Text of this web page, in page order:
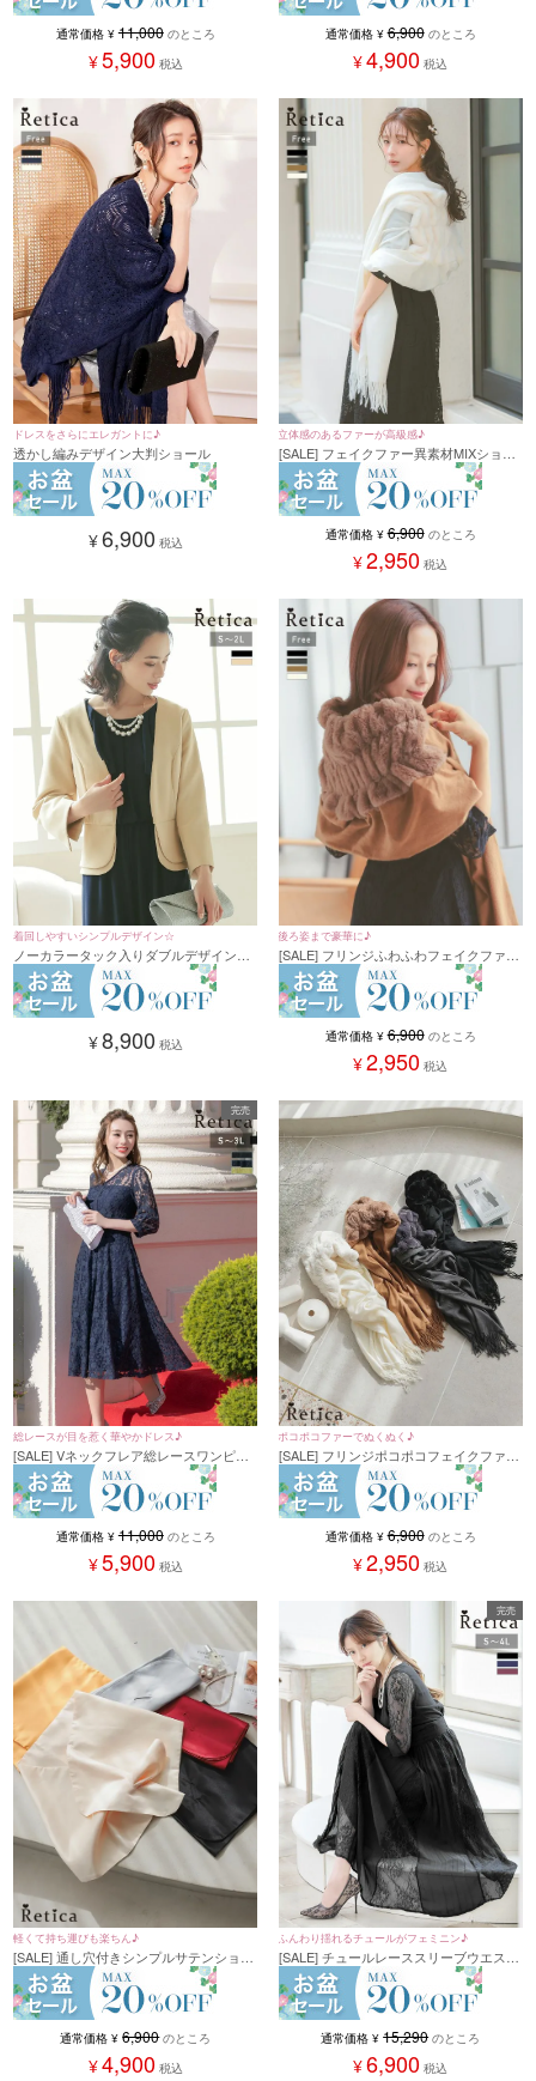
通常価格 ¥ 11,000 のところ
¥5,900 税込
通常価格 ¥ 6,900 のところ
¥4,900 税込
ドレスをさらにエレガントに♪
透かし編みデザイン大判ショール
¥6,900 税込
立体感のあるファーが高級感♪
[SALE] フェイクファー異素材MIXショー
ル(フリーサイズ)
通常価格 ¥ 6,900 のところ
¥2,950 税込
着回しやすいシンプルデザイン☆
ノーカラータック入りダブルデザイン長
袖ボレロ (S～XLサイズ)
¥8,900 税込
後ろ姿まで豪華に♪
[SALE] フリンジふわふわフェイクファー
ショール (フリーサイズ)
通常価格 ¥ 6,900 のところ
¥2,950 税込
総レースが目を惹く華やかドレス♪
[SALE] Vネックフレア総レースワンピー
スパーティードレス (Sサイズ～3Lサイ
ズ)
完売
通常価格 ¥ 11,000 のところ
¥5,900 税込
ポコポコファーでぬくぬく♪
[SALE] フリンジポコポコフェイクファー
ショール (フリーサイズ)
通常価格 ¥ 6,900 のところ
¥2,950 税込
軽くて持ち運びも楽ちん♪
[SALE] 通し穴付きシンプルサテンショー
ル (フリーサイズ)
通常価格 ¥ 6,900 のところ
¥4,900 税込
ふんわり揺れるチュールがフェミニン♪
[SALE] チュールレーススリーブウエスト
切替ドレープシフォンAラインロングパ
ーティーワンピースドレス (Sサイズ～4L
サイズ) (小澤美里)[Retica/レティカ]
完売
通常価格 ¥ 15,290 のところ
¥6,900 税込